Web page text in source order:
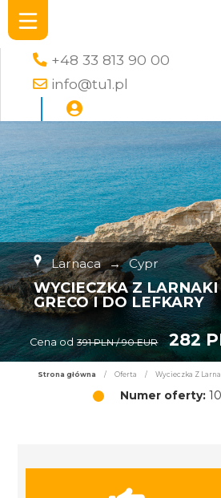
+48 33 813 90 00
info@tu1.pl
Larnaca → Cypr
WYCIECZKA Z
GRECO I DO LEFKARY
Cena od 391 PLN / 90 EUR 282
Strona główna / Oferta / Wycieczka Z
Numer oferty: